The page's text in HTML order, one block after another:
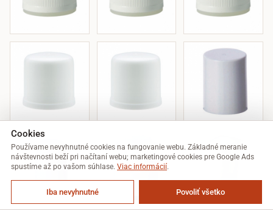
Cookies
Používame nevyhnutné cookies na fungovanie webu. Základné meranie
návštevnosti beží pri načítaní webu; marketingové cookies pre Google Ads
spustíme až po vašom súhlase. Viac informácií.
Iba nevyhnutné Povoliť všetko